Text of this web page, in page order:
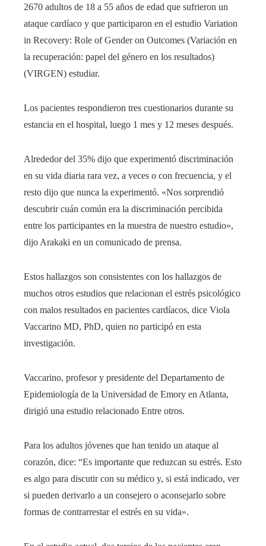
2670 adultos de 18 a 55 años de edad que sufrieron un
ataque cardíaco y que participaron en el estudio Variation
in Recovery: Role of Gender on Outcomes (Variación en
la recuperación: papel del género en los resultados)
(VIRGEN) estudiar.
Los pacientes respondieron tres cuestionarios durante su
estancia en el hospital, luego 1 mes y 12 meses después.
Alrededor del 35% dijo que experimentó discriminación
en su vida diaria rara vez, a veces o con frecuencia, y el
resto dijo que nunca la experimentó. «Nos sorprendió
descubrir cuán común era la discriminación percibida
entre los participantes en la muestra de nuestro estudio»,
dijo Arakaki en un comunicado de prensa.
Estos hallazgos son consistentes con los hallazgos de
muchos otros estudios que relacionan el estrés psicológico
con malos resultados en pacientes cardíacos, dice Viola
Vaccarino MD, PhD, quien no participó en esta
investigación.
Vaccarino, profesor y presidente del Departamento de
Epidemiología de la Universidad de Emory en Atlanta,
dirigió una estudio relacionado Entre otros.
Para los adultos jóvenes que han tenido un ataque al
corazón, dice: “Es importante que reduzcan su estrés. Esto
es algo para discutir con su médico y, si está indicado, ver
si pueden derivarlo a un consejero o aconsejarlo sobre
formas de contrarrestar el estrés en su vida».